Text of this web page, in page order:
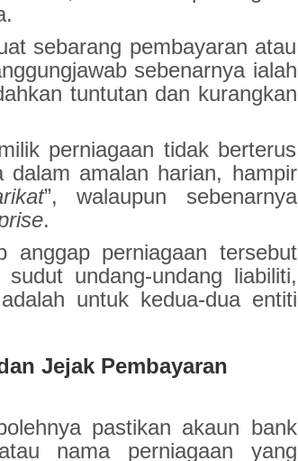
sebarang pembayaran atau
sebenarnya ialah
tuntutan dan kurangkan
perniagaan tidak berterus
dalam amalan harian, hampir
”, walaupun sebenarnya
.
perniagaan tersebut
undang-undang liabiliti,
untuk kedua-dua entiti
Jejak Pembayaran
pastikan akaun bank
nama perniagaan yang